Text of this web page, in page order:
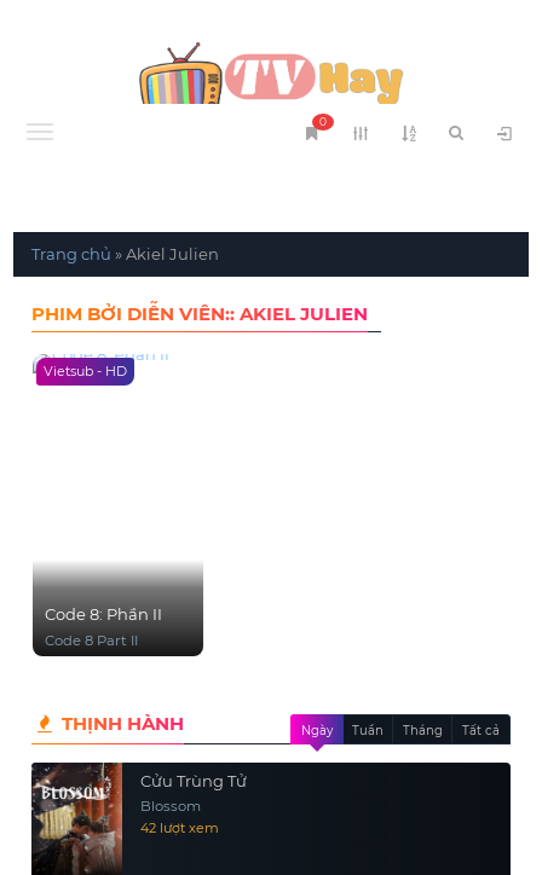
Menu
0
Trang chủ »Akiel Julien
PHIM BỞI DIỄN VIÊN:: AKIEL JULIEN
Vietsub - HD
Code 8: Phần II
Code 8 Part II
THỊNH HÀNH Ngày Tuần Tháng Tất cả
Cửu Trùng Tử
Blossom
42 lượt xem